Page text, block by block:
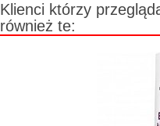
Klienci którzy
również te: